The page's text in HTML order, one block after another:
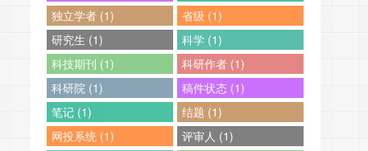
独立学者 (1)
省级 (1)
研究生 (1)
科学 (1)
科技期刊 (1)
科研作者 (1)
科研院 (1)
稿件状态 (1)
笔记 (1)
结题 (1)
网投系统 (1)
评审人 (1)